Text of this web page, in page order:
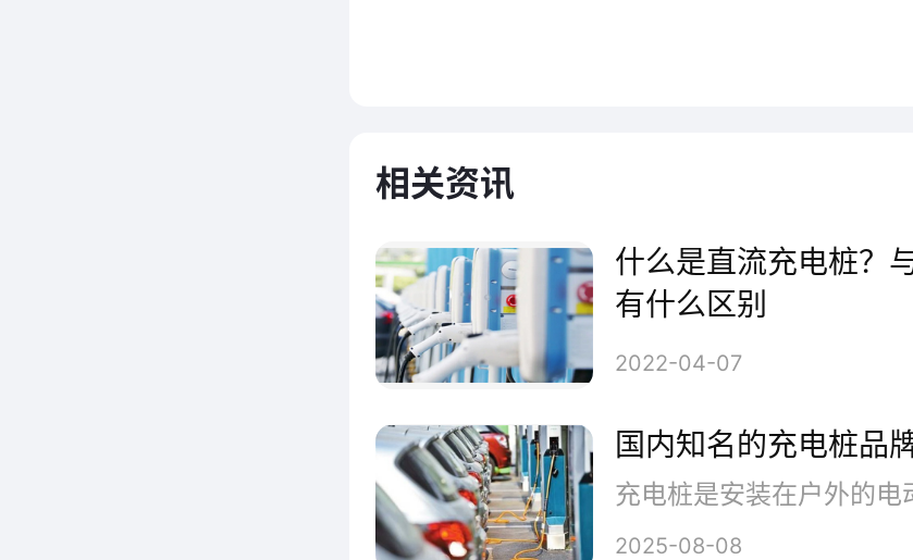
些备受好评的品牌，揭示它们的技
用户还是投资商，这份指南将为您
充电桩时的有益参考，助您享受更
动出行体验。
下面就为大家介绍这些不错的
相关资讯
什么是直流充电桩？
有什么区别
2022-04-07
国内知名的充电桩品
2025-08-08